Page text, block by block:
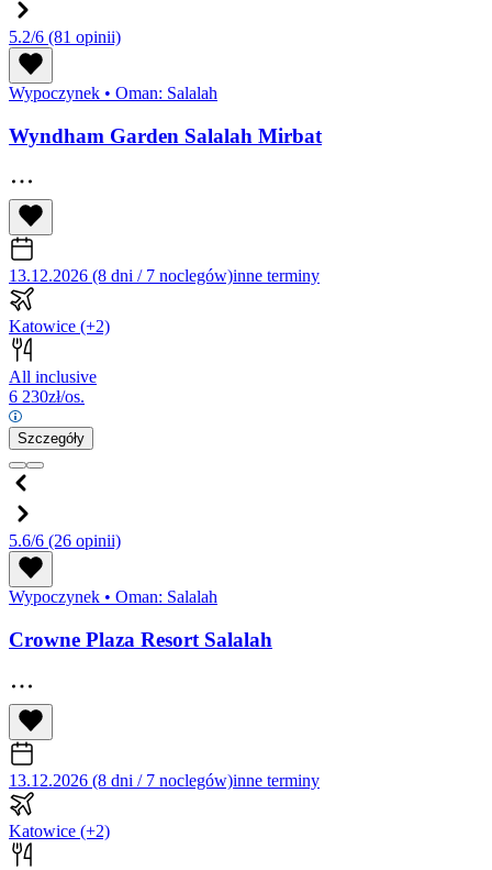
5.2/6 (81 opinii)
Wypoczynek • Oman: Salalah
Wyndham Garden Salalah Mirbat
13.12.2026 (8 dni / 7 noclegów)inne terminy
Katowice (+2)
All inclusive
6 230zł/os.
Szczegóły
5.6/6 (26 opinii)
Wypoczynek • Oman: Salalah
Crowne Plaza Resort Salalah
13.12.2026 (8 dni / 7 noclegów)inne terminy
Katowice (+2)